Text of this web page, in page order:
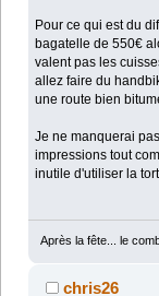
Pour ce qui est du
bagatelle de 550€
valent pas les
allez faire du
une route bien
Je ne manquerai
impressions tout
inutile d'utiliser la
Après la fête... le
chris26